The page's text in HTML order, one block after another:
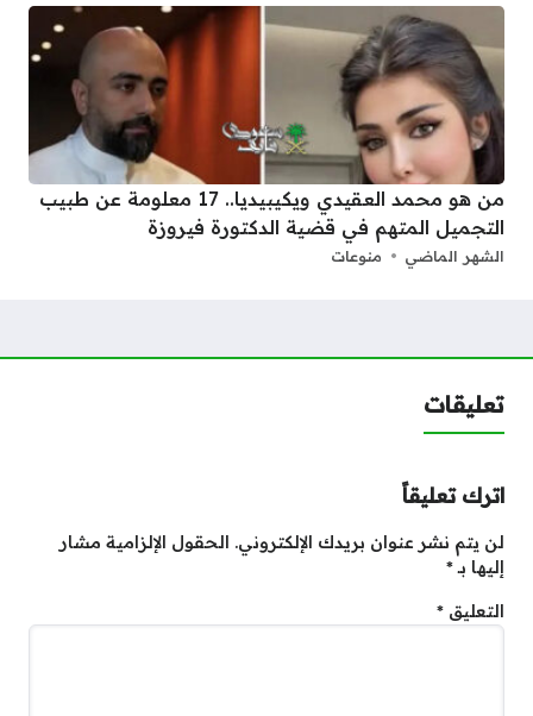
من هو محمد العقيدي ويكيبيديا.. 17 معلومة عن طبيب
التجميل المتهم في قضية الدكتورة فيروزة
الشهر الماضي منوعات
تعليقات
اترك تعليقاً
لن يتم نشر عنوان بريدك الإلكتروني. الحقول الإلزامية مشار
إليها بـ*
التعليق *